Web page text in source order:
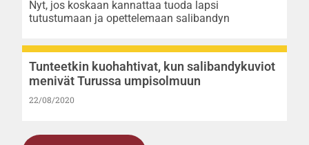
Nyt, jos koskaan kannattaa tuoda lapsi
tutustumaan ja opettelemaan salibandyn
Tunteetkin kuohahtivat, kun salibandykuviot
menivät Turussa umpisolmuun
22/08/2020